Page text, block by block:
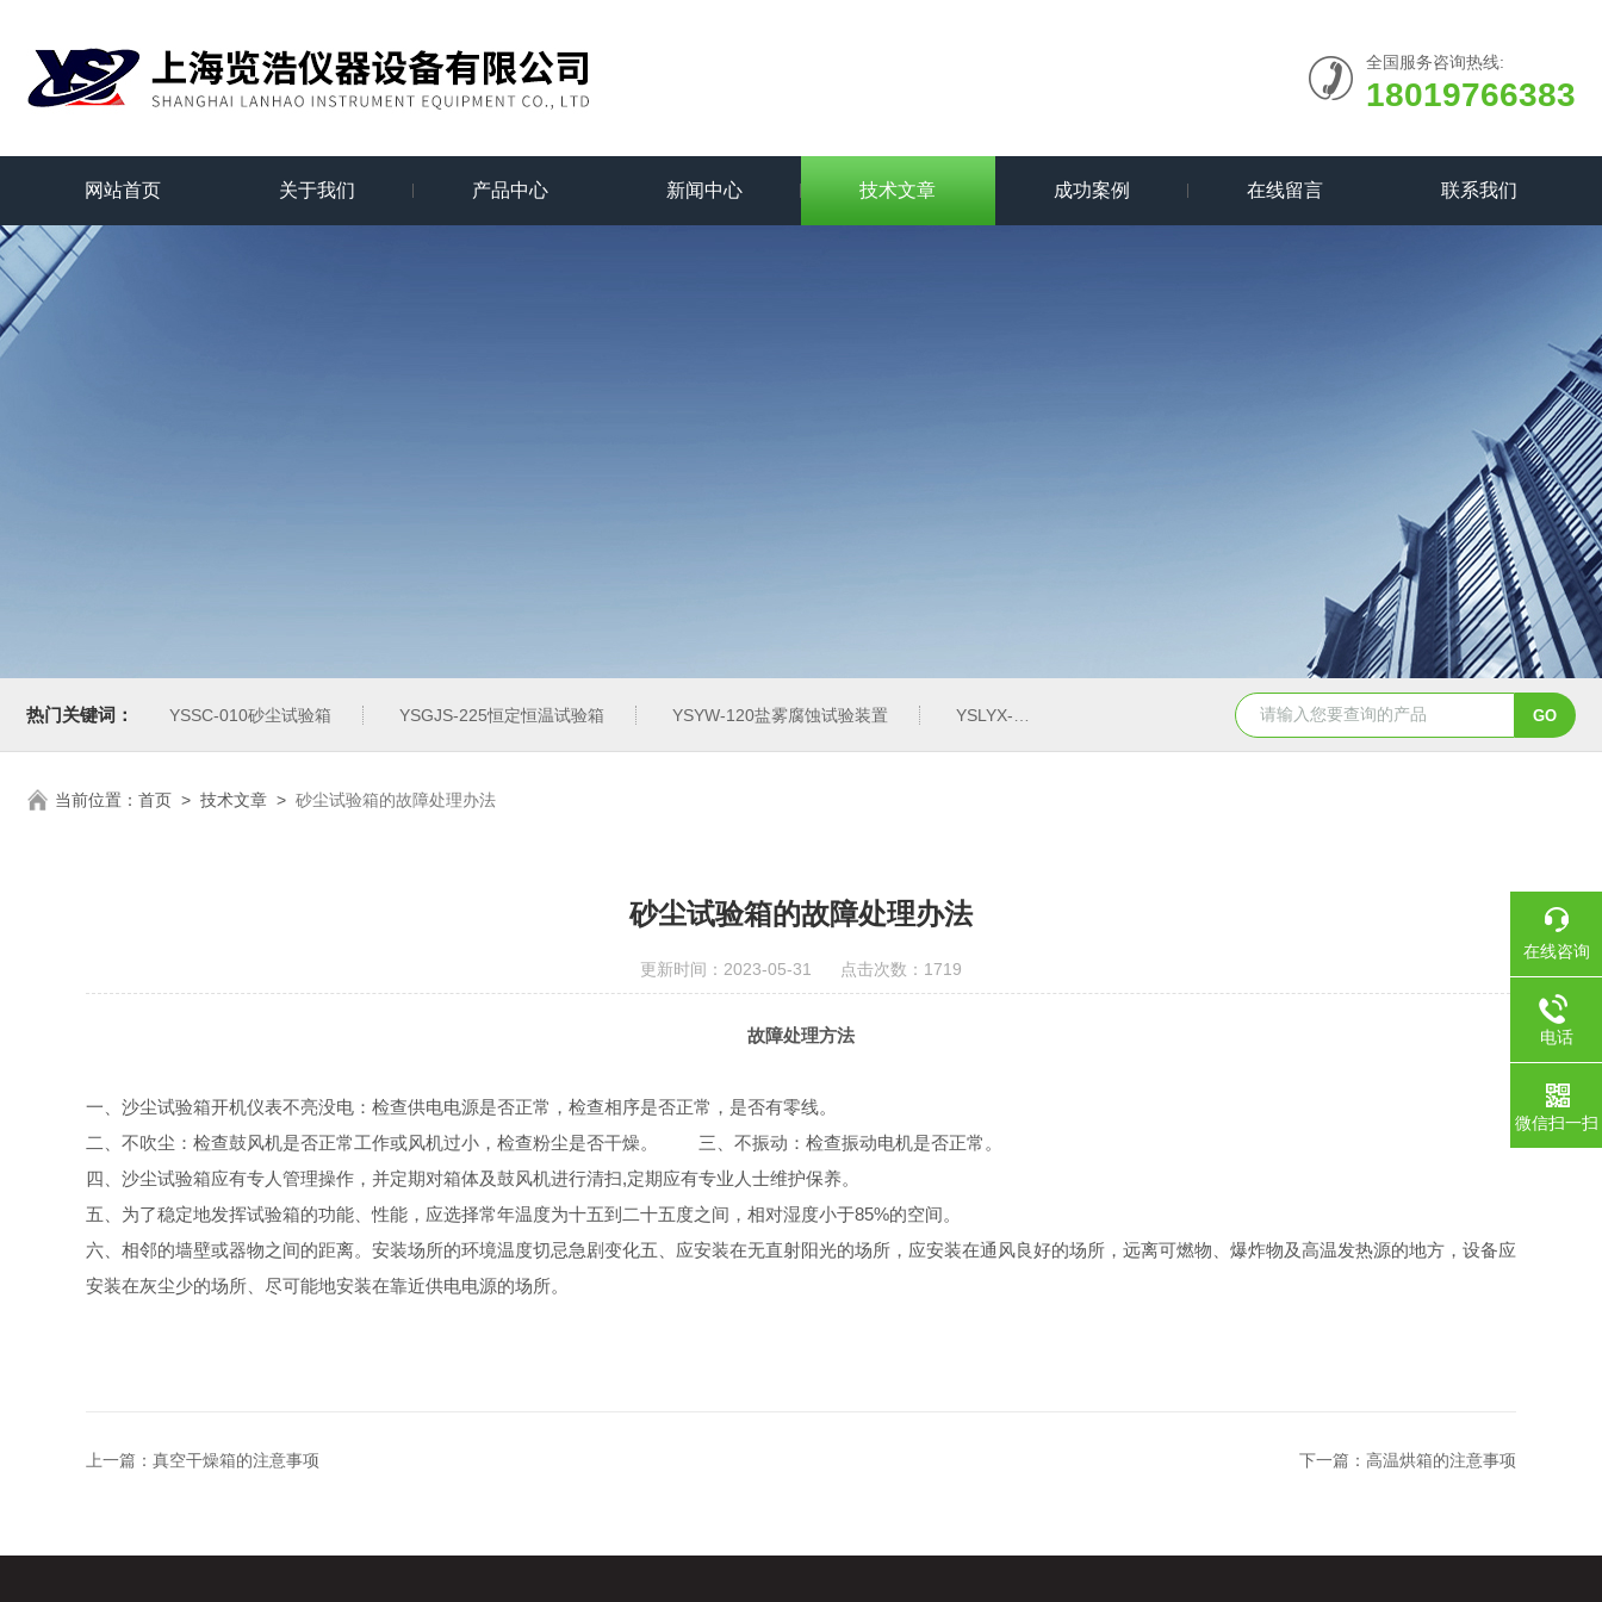
全国服务咨询热线:
18019766383
网站首页 关于我们 产品中心 新闻中心 技术文章 成功案例 在线留言 联系我们
热门关键词： YSSC-010砂尘试验箱 YSGJS-225恒定恒温试验箱 YSYW-120盐雾腐蚀试验装置 YSLYX-010防水试验设备 YSCYS-010臭氧老化试验设备
当前位置： 首页 > 技术文章 > 砂尘试验箱的故障处理办法
砂尘试验箱的故障处理办法
更新时间：2023-05-31 点击次数：1719
故障处理方法
一、 沙尘试验箱开机仪表不亮没电：检查供电电源是否正常，检查相序是否正常，是否有零线。
二、不吹尘：检查鼓风机是否正常工作或风机过小，检查粉尘是否干燥。
三、不振动：检查振动电机是否正常。
四、 沙尘试验箱应有专人管理操作，并定期对箱体及鼓风机进行清扫,定期应有专业人士维护保养。
五、为了稳定地发挥试验箱的功能、性能，应选择常年温度为十五到二十五度之间，相对湿度小于85%的空间。
六、相邻的墙壁或器物之间的距离。安装场所的环境温度切忌急剧变化五、应安装在无直射阳光的场所，应安装在通风良好的场所，远离可燃物、爆炸物及高温发热源的地方，设备应
安装在灰尘少的场所、尽可能地安装在靠近供电电源的场所。
上一篇： 真空干燥箱的注意事项 下一篇： 高温烘箱的注意事项
在线咨询
电话
微信扫一扫